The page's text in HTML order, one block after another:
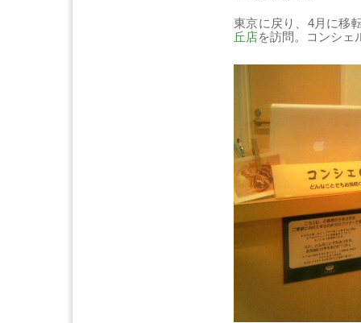
東京に戻り、4月に移
丘店を訪問。コンシェ